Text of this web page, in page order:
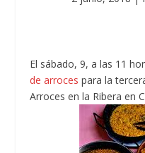
El sábado, 9, a las 11
de arroces para la
Arroces en la Ribera en